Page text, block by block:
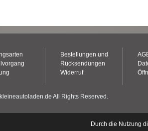
Bestellungen und
Rücksendungen
Widerruf
All Rights Reserved.
Durch die Nutzung